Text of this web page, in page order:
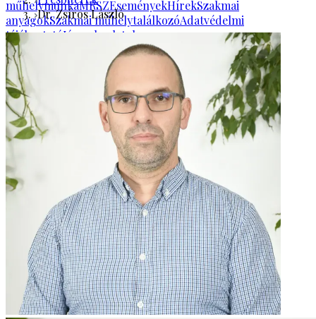
műhelymunkaMRSZEseményekHírekSzakmai
anyagokSzakmai műhelytalálkozóAdatvédelmi
tájékoztatóJó gyakorlatok
Dr. Zsíros László